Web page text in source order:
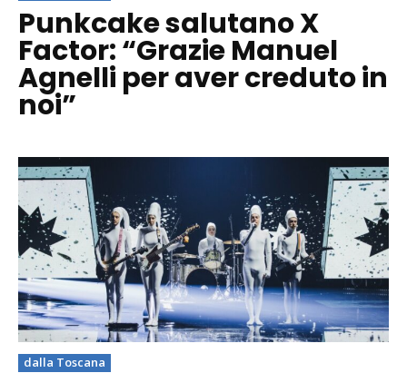
Punkcake salutano X
Factor: “Grazie Manuel
Agnelli per aver creduto in
noi”
dalla Toscana